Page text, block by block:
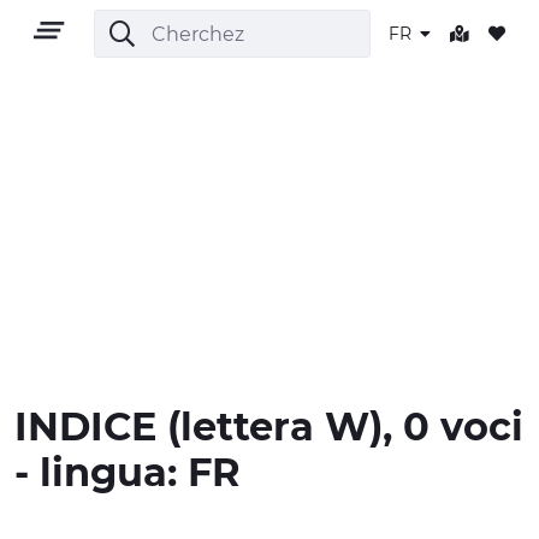
FR
CULTURE
INDICE (lettera W), 0 voci
- lingua: FR